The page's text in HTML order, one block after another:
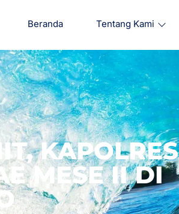
Beranda Tentang Kami
KAPOLRES
MESE II DI